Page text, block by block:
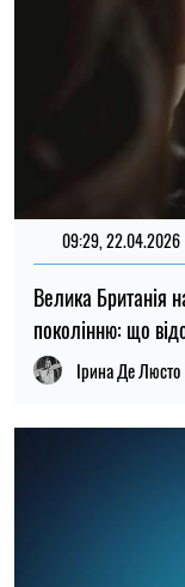
09:29, 22.04.2026
Велика Британія
поколінню: що
Ірина Де Люсто